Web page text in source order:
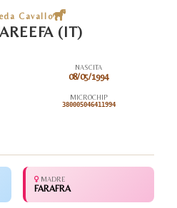
Cavallo
(IT)
NASCITA
08/05/1994
MICROCHIP
380005046411994
MADRE
FARAFRA